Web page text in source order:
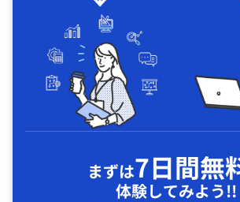
まずは7日間無
体験してみよう!!